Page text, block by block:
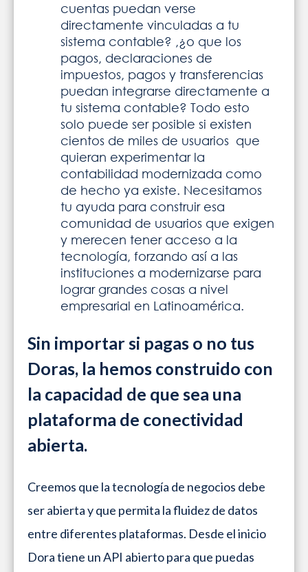
cuentas puedan verse
directamente vinculadas a tu
sistema contable? ,¿o que los
pagos, declaraciones de
impuestos, pagos y transferencias
puedan integrarse directamente a
tu sistema contable? Todo esto
solo puede ser posible si existen
cientos de miles de usuarios que
quieran experimentar la
contabilidad modernizada como
de hecho ya existe. Necesitamos
tu ayuda para construir esa
comunidad de usuarios que exigen
y merecen tener acceso a la
tecnología, forzando así a las
instituciones a modernizarse para
lograr grandes cosas a nivel
empresarial en Latinoamérica.
Sin importar si pagas o no tus
Doras, la hemos construido con
la capacidad de que sea una
plataforma de conectividad
abierta.
Creemos que la tecnología de negocios debe
ser abierta y que permita la fluidez de datos
entre diferentes plataformas. Desde el inicio
Dora tiene un API abierto para que puedas